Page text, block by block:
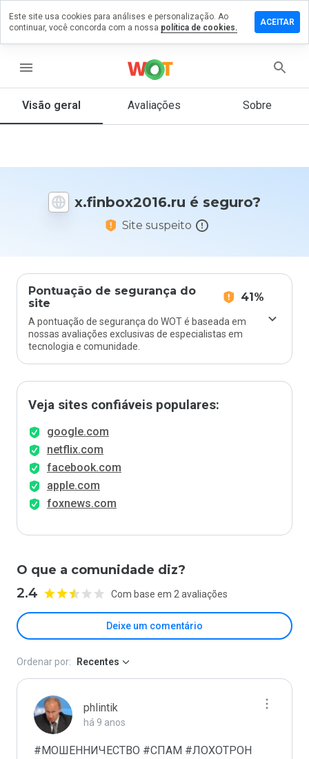
menu
Visão geral Avaliações Sobre
x.finbox2016.ru é seguro?
Site suspeito
Pontuação de segurança do
site
41%
A pontuação de segurança do WOT é baseada em
nossas avaliações exclusivas de especialistas em
tecnologia e comunidade.
Veja sites confiáveis populares:
google.com
netflix.com
facebook.com
apple.com
foxnews.com
O que a comunidade diz?
2.4 Com base em 2 avaliações
Deixe um comentário
um
em
De 1
nota
Ordenar por: Recentes
phlintik
há 9 anos
#МОШЕННИЧЕСТВО #СПАМ #ЛОХОТРОН
Este site usa cookies para análises e personalização. Ao
continuar, você concorda com a nossa política de cookies.
ACEITAR